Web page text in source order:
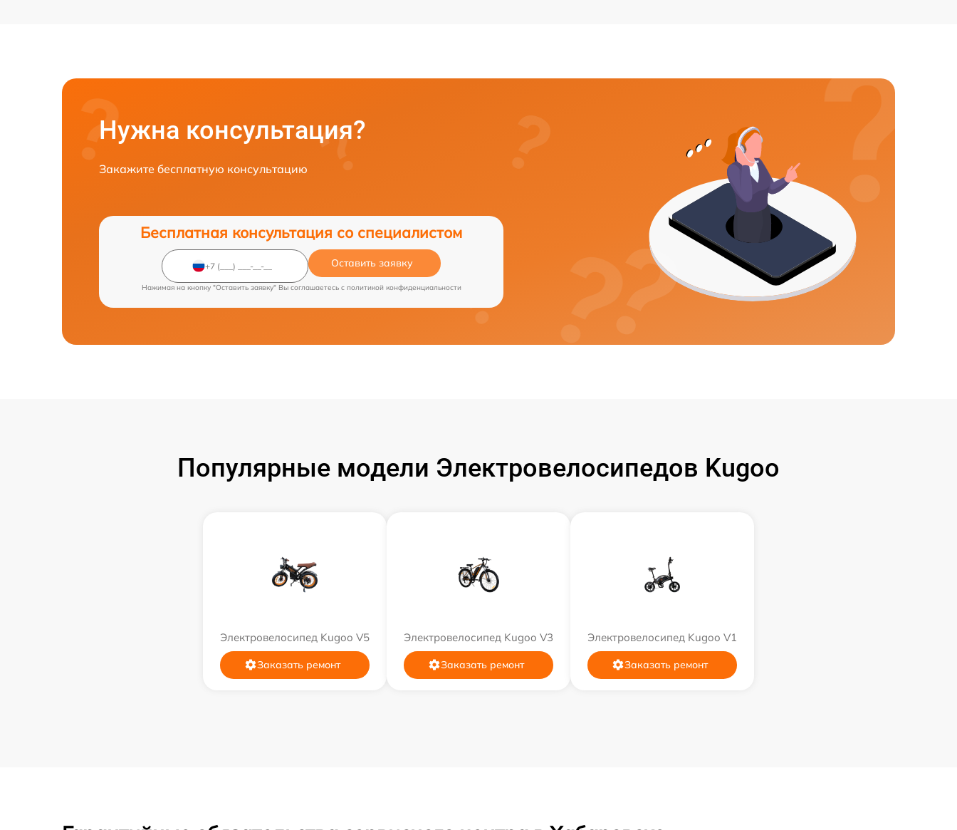
Нужна консультация?
Закажите бесплатную консультацию
Бесплатная консультация со специалистом
Оставить заявку
Нажимая на кнопку "Оставить заявку" Вы соглашаетесь c политикой конфиденциальности
Популярные модели Электровелосипедов Kugoo
Электровелосипед Kugoo V5
Заказать ремонт
Электровелосипед Kugoo V3
Заказать ремонт
Электровелосипед Kugoo V1
Заказать ремонт